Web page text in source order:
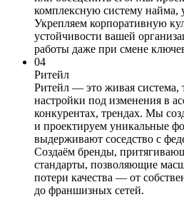
комплексную систему найма,
Укрепляем корпоративную
устойчивости вашей
работы даже при смене
04
Ритейл
Ритейл — это живая система,
настройки под изменения в
конкурентах, трендах. Мы
и проектируем уникальные
выдерживают соседство с
Создаём бренды,
стандарты, позволяющие
потери качества — от
до франшизных сетей.